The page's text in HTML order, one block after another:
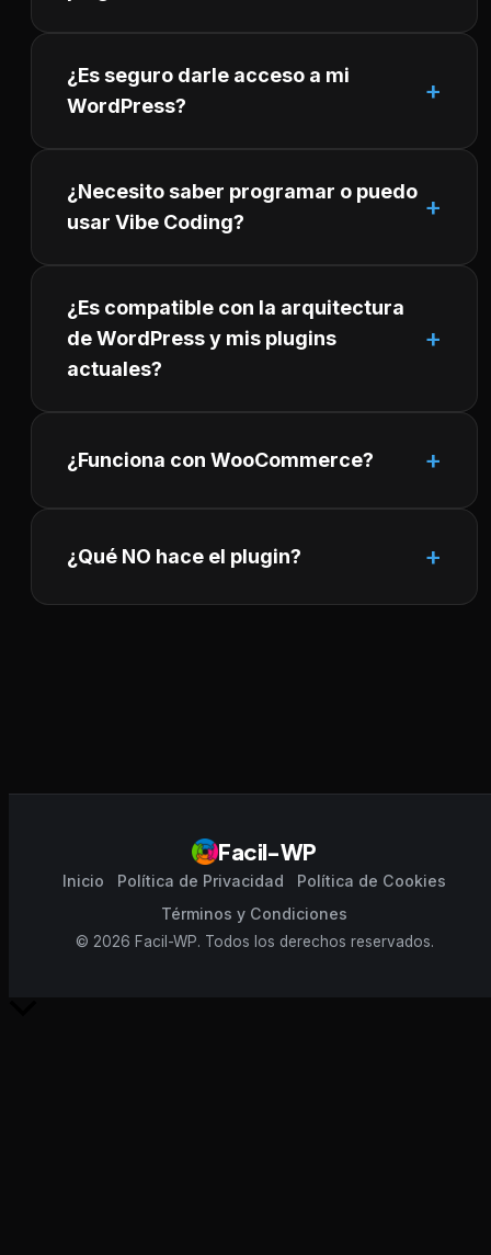
¿Es seguro darle acceso a mi
WordPress?
¿Necesito saber programar o puedo
usar Vibe Coding?
¿Es compatible con la arquitectura
de WordPress y mis plugins
actuales?
¿Funciona con WooCommerce?
¿Qué NO hace el plugin?
Facil-WP
Inicio Política de Privacidad
Política de Cookies
Términos y Condiciones
© 2026 Facil-WP. Todos los derechos reservados.